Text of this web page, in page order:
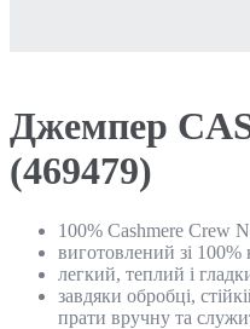
Джемпер
(469479)
100% Cashmere Crew
виготовлений зі 100%
легкий, теплий і
завдяки обробці,
прати вручну та